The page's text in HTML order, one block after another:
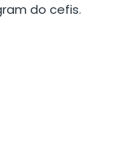
do cefis.